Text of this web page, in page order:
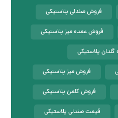
فروش صندلی پلاستیکی
فروش عمده میز پلاستیکی
پلاستیکی
فروش میز پلاستیکی
فروش کلمن پلاستیکی
قیمت صندلی پلاستیکی